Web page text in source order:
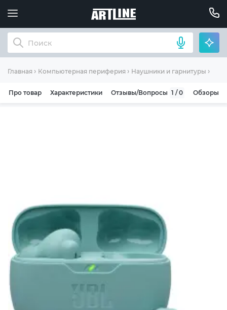
Главная Компьютерная периферия Наушники и гарнитуры
Про товар Характеристики Отзывы/Вопросы 1 / 0 Обзоры